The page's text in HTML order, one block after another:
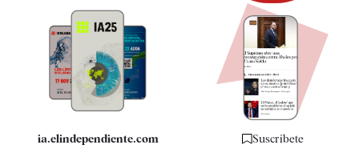
Quiénes somos
Especificaciones
ia.elindependiente.com Suscríbete